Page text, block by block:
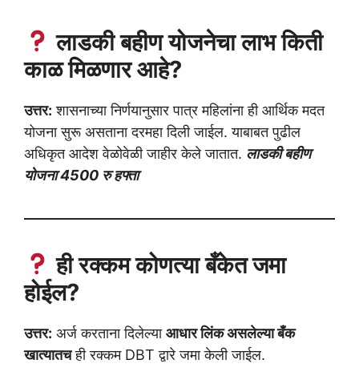
लाडकी बहीण योजनेचा लाभ किती
काळ मिळणार आहे?
उत्तर: शासनाच्या निर्णयानुसार पात्र महिलांना ही आर्थिक मदत
योजना सुरू असताना दरमहा दिली जाईल. याबाबत पुढील
अधिकृत आदेश वेळोवेळी जाहीर केले जातात. लाडकी बहीण
योजना 4500 रु हफ्ता
ही रक्कम कोणत्या बँकेत जमा
होईल?
उत्तर: अर्ज करताना दिलेल्याआधार लिंक असलेल्या बँक
खात्यातचही रक्कम DBT द्वारे जमा केली जाईल.